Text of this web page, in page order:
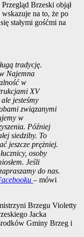
Brzeski objął
na to, że po
stałymi gośćmi na
tradycję.
Najemna
w
XV
jesteśmy
związanymi
w
Później
siedziby. To
jeszcze prężniej.
osoby
Jeśli
do nas.
– mówi
Brzegu Violetty
Jacka
Gminy Brzeg i